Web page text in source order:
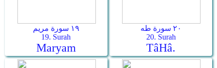
١٩ سورة مريم
19. Surah
Maryam
٢٠ سورة طه
20. Surah
Tâ­Hâ.